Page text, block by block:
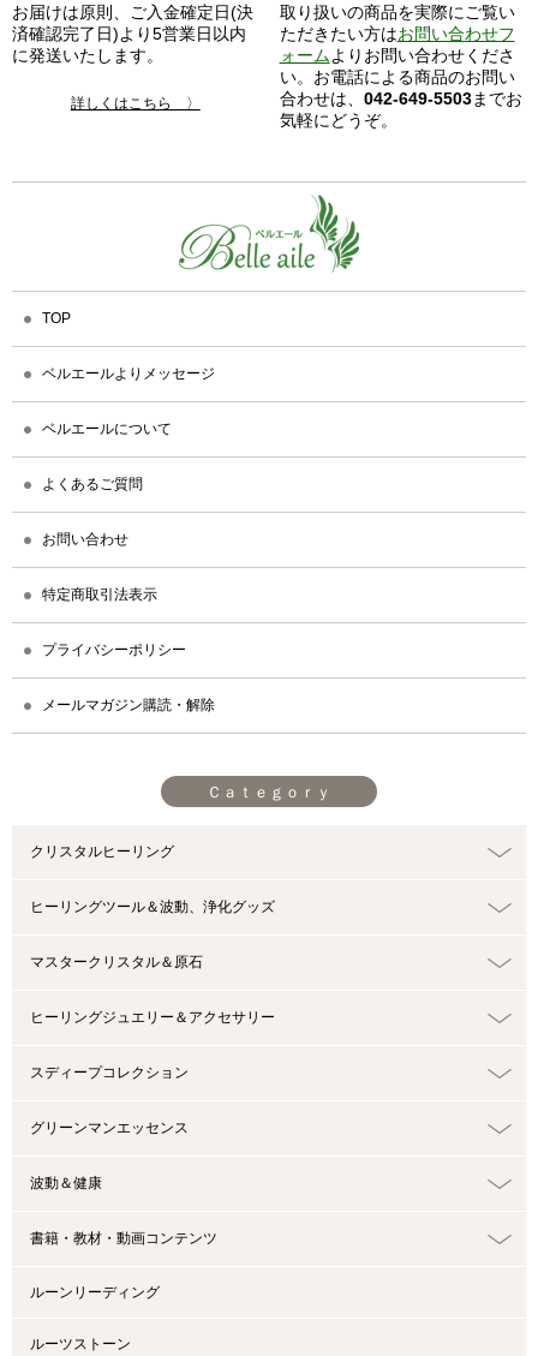
お届けは原則、ご入金確定日(決
済確認完了日)より5営業日以内
に発送いたします。
詳しくはこちら 〉
取り扱いの商品を実際にご覧い
ただきたい方はお問い合わせフ
ォームよりお問い合わせくださ
い。お電話による商品のお問い
合わせは、 042-649-5503までお
気軽にどうぞ。
TOP
ベルエールよりメッセージ
ベルエールについて
よくあるご質問
お問い合わせ
特定商取引法表示
プライバシーポリシー
メールマガジン購読・解除
Ｃａｔｅｇｏｒｙ
クリスタルヒーリング
ヒーリングツール＆波動、浄化グッズ
マスタークリスタル＆原石
ヒーリングジュエリー＆アクセサリー
スディープコレクション
グリーンマンエッセンス
波動＆健康
書籍・教材・動画コンテンツ
ルーンリーディング
ルーツストーン